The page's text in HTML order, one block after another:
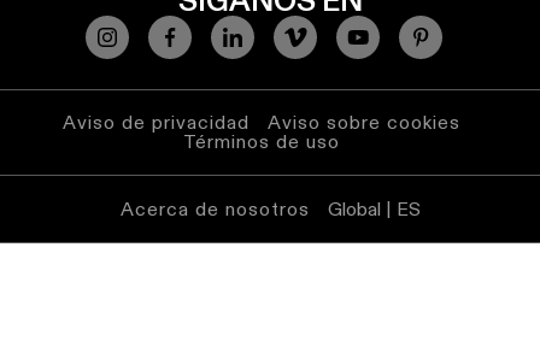
Aviso de privacidad
Aviso sobre cookies
Términos de uso
Acerca de nosotros Global | ES